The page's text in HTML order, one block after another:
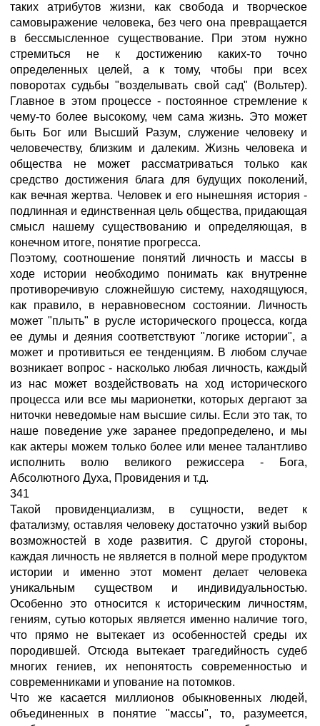
таких атрибутов жизни, как свобода и творческое
самовыражение человека, без чего она превращается
в бессмысленное существование. При этом нужно
стремиться не к достижению каких-то точно
определенных целей, а к тому, чтобы при всех
поворотах судьбы "возделывать свой сад" (Вольтер).
Главное в этом процессе - постоянное стремление к
чему-то более высокому, чем сама жизнь. Это может
быть Бог или Высший Разум, служение человеку и
человечеству, близким и далеким. Жизнь человека и
общества не может рассматриваться только как
средство достижения блага для будущих поколений,
как вечная жертва. Человек и его нынешняя история -
подлинная и единственная цель общества, придающая
смысл нашему существованию и определяющая, в
конечном итоге, понятие прогресса.
Поэтому, соотношение понятий личность и массы в
ходе истории необходимо понимать как внутренне
противоречивую сложнейшую систему, находящуюся,
как правило, в неравновесном состоянии. Личность
может "плыть" в русле исторического процесса, когда
ее думы и деяния соответствуют "логике истории", а
может и противиться ее тенденциям. В любом случае
возникает вопрос - насколько любая личность, каждый
из нас может воздействовать на ход исторического
процесса или все мы марионетки, которых дергают за
ниточки неведомые нам высшие силы. Если это так, то
наше поведение уже заранее предопределено, и мы
как актеры можем только более или менее талантливо
исполнить волю великого режиссера - Бога,
Абсолютного Духа, Провидения и т.д.
341
Такой провиденциализм, в сущности, ведет к
фатализму, оставляя человеку достаточно узкий выбор
возможностей в ходе развития. С другой стороны,
каждая личность не является в полной мере продуктом
истории и именно этот момент делает человека
уникальным существом и индивидуальностью.
Особенно это относится к историческим личностям,
гениям, сутью которых является именно наличие того,
что прямо не вытекает из особенностей среды их
породившей. Отсюда вытекает трагедийность судеб
многих гениев, их непонятость современностью и
современниками и упование на потомков.
Что же касается миллионов обыкновенных людей,
объединенных в понятие "массы", то, разумеется,